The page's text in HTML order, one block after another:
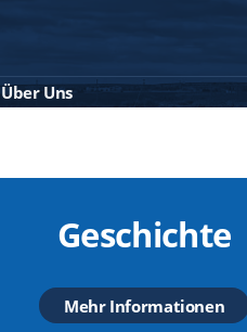
Über Uns
Geschichte
Mehr Informationen